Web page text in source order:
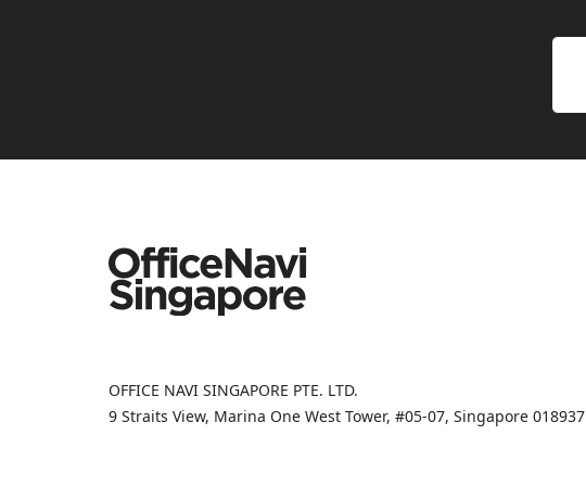
OFFICE NAVI SINGAPORE PTE. LTD.
9 Straits View, Marina One West Tower, #05-07, Singapore 018937